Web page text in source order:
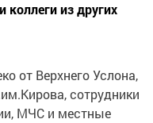
из других
от Верхнего Услона,
сотрудники
МЧС и местные